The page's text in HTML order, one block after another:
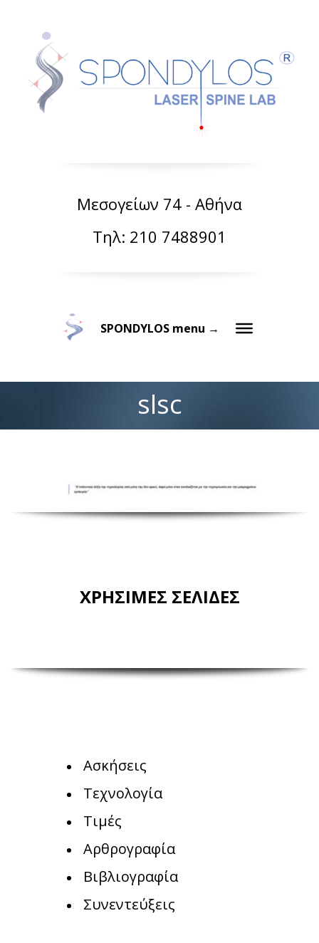
Μεσογείων 74 - Αθήνα
Τηλ: 210 7488901
SPONDYLOS menu →
slsc
ΧΡΗΣΙΜΕΣ ΣΕΛΙΔΕΣ
Ασκήσεις
Τεχνολογία
Τιμές
Αρθρογραφία
Βιβλιογραφία
Συνεντεύξεις